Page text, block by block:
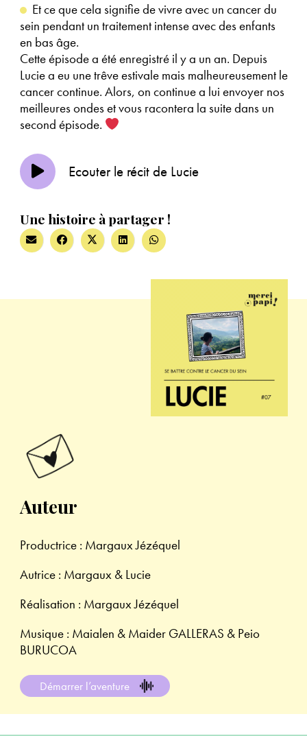
Et ce que cela signifie de vivre avec un cancer du
sein pendant un traitement intense avec des enfants
en bas âge.
Cette épisode a été enregistré il y a un an. Depuis
Lucie a eu une trêve estivale mais malheureusement le
cancer continue. Alors, on continue a lui envoyer nos
meilleures ondes et vous racontera la suite dans un
second épisode.
Ecouter le récit de Lucie
Une histoire à partager !
Auteur
Productrice : Margaux Jézéquel
Autrice : Margaux & Lucie
Réalisation : Margaux Jézéquel
Musique : Maialen & Maider GALLERAS & Peio
BURUCOA
Démarrer l’aventure